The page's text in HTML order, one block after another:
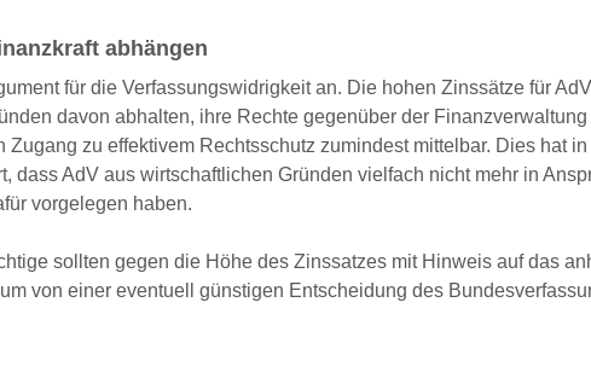
abhängen
für die Verfassungswidrigkeit an. Die hohen Zinssätze für
davon abhalten, ihre Rechte gegenüber der
zu effektivem Rechtsschutz zumindest mittelbar. Dies hat
dass AdV aus wirtschaftlichen Gründen vielfach nicht mehr in
vorgelegen haben.
sollten gegen die Höhe des Zinssatzes mit Hinweis auf das
von einer eventuell günstigen Entscheidung des